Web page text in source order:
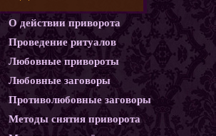
О действии приворота
Проведение ритуалов
Любовные привороты
Любовные заговоры
Противолюбовные заговоры
Методы снятия приворота